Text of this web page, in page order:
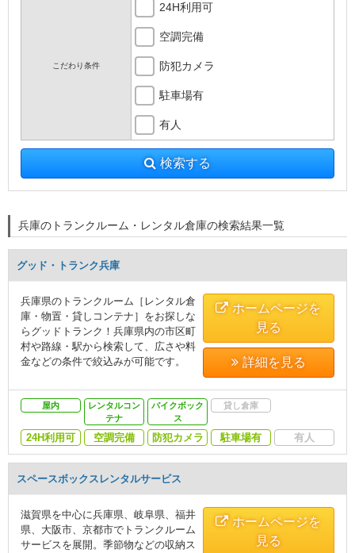
こだわり条件
24H利用可
空調完備
防犯カメラ
駐車場有
有人
検索する
兵庫のトランクルーム・レンタル倉庫の検索結果一覧
グッド・トランク兵庫
兵庫県のトランクルーム［レンタル倉
庫・物置・貸しコンテナ］をお探しな
らグッドトランク！兵庫県内の市区町
村や路線・駅から検索して、広さや料
金などの条件で絞込みが可能です。
ホームページを
見る
詳細を見る
屋内
レンタルコン
テナ
バイクボック
ス
貸し倉庫
24H利用可 空調完備 防犯カメラ 駐車場有 有人
スペースボックスレンタルサービス
滋賀県を中心に兵庫県、岐阜県、福井
県、大阪市、京都市でトランクルーム
サービスを展開。季節物などの収納ス
ホームページを
見る